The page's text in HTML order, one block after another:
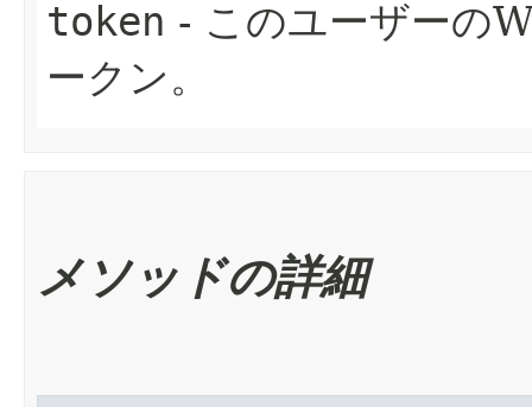
token - このユーザーの
ークン。
メソッドの詳細